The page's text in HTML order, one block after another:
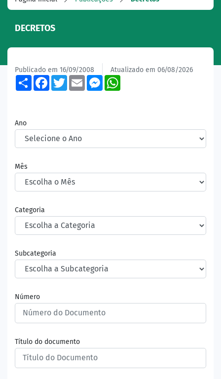
DECRETOS
Publicado em 16/09/2008 Atualizado em 06/08/2026
ShareFacebook
TwitterEmailMessenger
Ano
Mês
Categoria
Subcategoria
Número
Título do documento